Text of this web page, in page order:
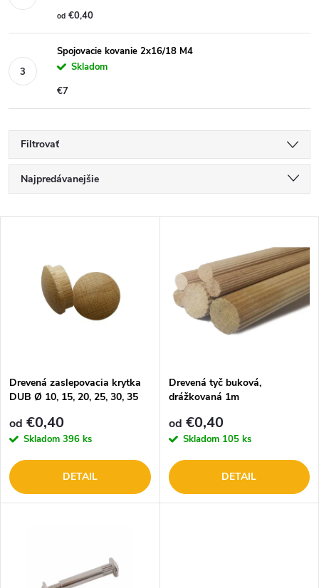
od €0,40
Spojovacie kovanie 2x16/18 M4
Skladom
€7
Filtrovať
R
a
e
p
r
o
Najpredávanejšie
Abecedne
s
p
r
o
Drevená zaslepovacia krytka
DUB Ø 10, 15, 20, 25, 30, 35
od €0,40
Skladom 396 ks
DETAIL
Drevená tyč buková,
drážkovaná 1m
od €0,40
Skladom 105 ks
DETAIL